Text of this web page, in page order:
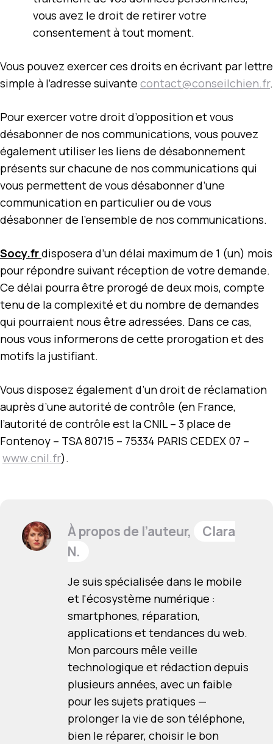
vous avez le droit de retirer votre
consentement à tout moment.
Vous pouvez exercer ces droits en écrivant par lettre
simple à l’adresse suivante contact@conseilchien.fr.
Pour exercer votre droit d’opposition et vous
désabonner de nos communications, vous pouvez
également utiliser les liens de désabonnement
présents sur chacune de nos communications qui
vous permettent de vous désabonner d’une
communication en particulier ou de vous
désabonner de l’ensemble de nos communications.
Socy.frdisposera d’un délai maximum de 1 (un) mois
pour répondre suivant réception de votre demande.
Ce délai pourra être prorogé de deux mois, compte
tenu de la complexité et du nombre de demandes
qui pourraient nous être adressées. Dans ce cas,
nous vous informerons de cette prorogation et des
motifs la justifiant.
Vous disposez également d’un droit de réclamation
auprès d’une autorité de contrôle (en France,
l’autorité de contrôle est la CNIL – 3 place de
Fontenoy – TSA 80715 – 75334 PARIS CEDEX 07 –
www.cnil.fr).
À propos de l’auteur,
Clara
N.
Je suis spécialisée dans le mobile
et l'écosystème numérique :
smartphones, réparation,
applications et tendances du web.
Mon parcours mêle veille
technologique et rédaction depuis
plusieurs années, avec un faible
pour les sujets pratiques —
prolonger la vie de son téléphone,
bien le réparer, choisir le bon